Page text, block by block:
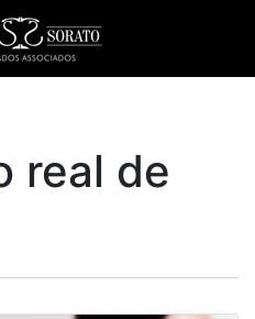
real de